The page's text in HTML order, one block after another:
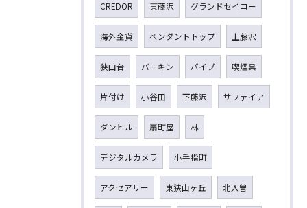
CREDOR 東藤沢 グランドセイコー
海外金貨 ペンダントトップ 上藤沢
狭山台 バーキン パイプ 喫煙具
片付け 小谷田 下藤沢 サファイア
ダンヒル 扇町屋 林
デジタルカメラ 小手指町
アクセアリー 東狭山ヶ丘 北入曽